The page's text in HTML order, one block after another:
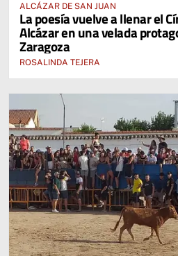
ALCÁZAR DE SAN JUAN
La poesía vuelve a llenar el
Alcázar en una velada
Zaragoza
ROSALINDA TEJERA